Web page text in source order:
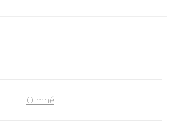
O mně